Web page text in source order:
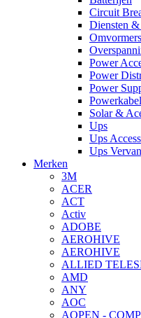
Circuit
Diensten
Omvormers
Power
Power
Power
Solar &
Ups
Ups
Ups
Merken
3M
ACER
ACT
Activ
ADOBE
AEROHIVE
AEROHIVE
ALLIED
AMD
ANY
AOC
AOPEN -